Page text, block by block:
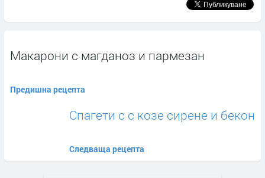
Макарони с магданоз и пармезан
Предишна рецепта
Спагети с с козе сирене и бекон
Следваща рецепта